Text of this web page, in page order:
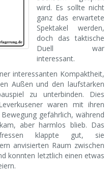
wird. Es sollte nicht
ganz das erwartete
Spektakel werden,
doch das taktische
Duell war
interessant.
interessanten Kompaktheit,
Außen und den laufstarken
zu unterbinden. Dies
waren mit ihren
gefährlich, während
aber harmlos blieb. Das
klappte gut, sie
anvisierten Raum zwischen
konnten letztlich einen etwas